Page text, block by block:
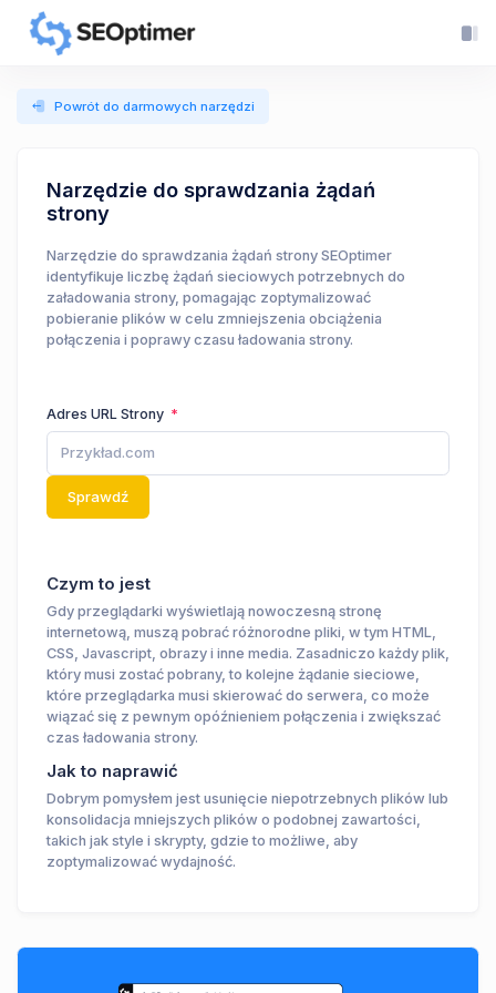
Powrót do darmowych narzędzi
Narzędzie do sprawdzania żądań
strony
Narzędzie do sprawdzania żądań strony SEOptimer
identyfikuje liczbę żądań sieciowych potrzebnych do
załadowania strony, pomagając zoptymalizować
pobieranie plików w celu zmniejszenia obciążenia
połączenia i poprawy czasu ładowania strony.
Adres URL Strony
Sprawdź
Czym to jest
Gdy przeglądarki wyświetlają nowoczesną stronę
internetową, muszą pobrać różnorodne pliki, w tym HTML,
CSS, Javascript, obrazy i inne media. Zasadniczo każdy plik,
który musi zostać pobrany, to kolejne żądanie sieciowe,
które przeglądarka musi skierować do serwera, co może
wiązać się z pewnym opóźnieniem połączenia i zwiększać
czas ładowania strony.
Jak to naprawić
Dobrym pomysłem jest usunięcie niepotrzebnych plików lub
konsolidacja mniejszych plików o podobnej zawartości,
takich jak style i skrypty, gdzie to możliwe, aby
zoptymalizować wydajność.